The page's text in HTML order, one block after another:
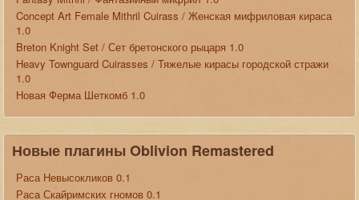
Concept Art Female Mithril Cuirass / Женская мифриловая кираса
1.0
Breton Knight Set / Сет бретонского рыцаря 1.0
Heavy Townguard Cuirasses / Тяжелые кирасы городской стражи
1.0
Новая Ферма Шеткомб 1.0
Новые плагины Oblivion Remastered
Раса Невысокликов 0.1
Раса Скайримских гномов 0.1